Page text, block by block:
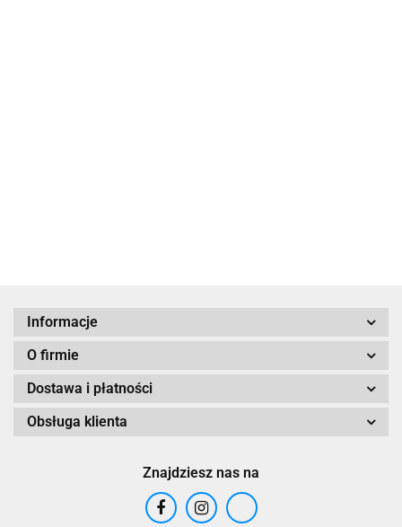
Informacje
O firmie
Dostawa i płatności
Obsługa klienta
Znajdziesz nas na